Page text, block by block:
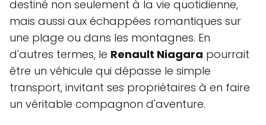
destiné non seulement à la vie quotidienne,
mais aussi aux échappées romantiques sur
une plage ou dans les montagnes. En
d'autres termes, le Renault Niagara pourrait
être un véhicule qui dépasse le simple
transport, invitant ses propriétaires à en faire
un véritable compagnon d'aventure.